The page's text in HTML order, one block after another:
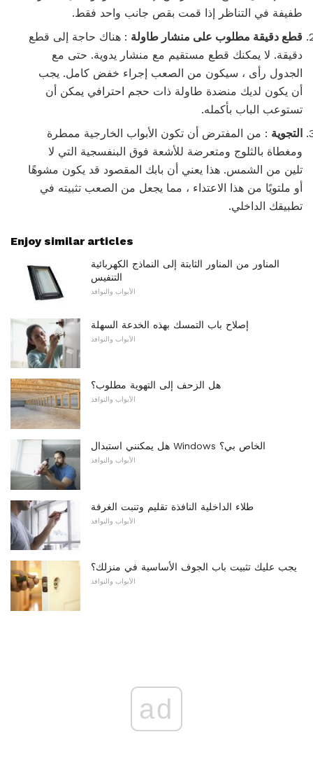
طفيفة في التناظر إذا قمت بقص جانب واحد فقط.
قطع دقيقة مطلوب على منشار طاولة : هناك حاجة إلى قطع
دقيقة. لا يمكنك قطع مستقيم مع منشار يدوية. حتى مع
الجدول رأى ، سيكون من الصعب إجراء خفض كامل. يجب
أن يكون لديك منضدة طاولة ذات حجم احترافي يمكن أن
تستوعب الباب بأكمله.
التجوية : من المفترض أن تكون الأبواب الخارجية ممطرة
ومغطاة بالثلوج ومتعرضة للأشعة فوق البنفسجية التي لا
تلين من الشمس. هذا يعني أن بابك المقصود قد يكون مشوهًا
أو ملتويًا من هذا الاعتداء ، مما يجعل من الصعب تثبيته في
تطبيقك الداخلي.
Enjoy similar articles
المناور من المناور الثابتة إلى النماذج الكهربائية
التنفيس
الأبواب والنوافذ
إصلاح باب التمسك بهذه الخدعة السهلة
الأبواب والنوافذ
هل الزحف إلى التهوية مطلوب؟
الأبواب والنوافذ
هل يمكنني استبدال Windows الخاص بي؟
الأبواب والنوافذ
طلاء الداخلية النافذة تقليم وتنبت الغرفة
الأبواب والنوافذ
يجب عليك تثبيت باب الجوف الأساسية في منزلك؟
الأبواب والنوافذ
ad